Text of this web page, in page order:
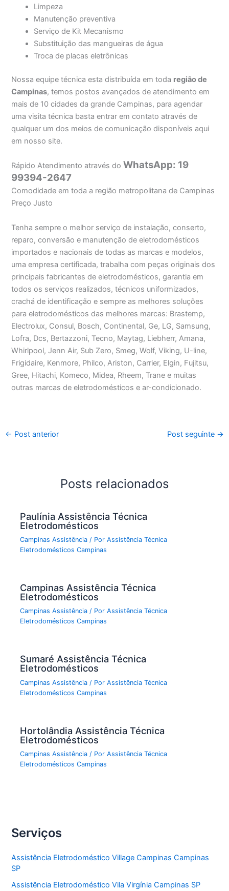
Limpeza
Manutenção preventiva
Serviço de Kit Mecanismo
Substituição das mangueiras de água
Troca de placas eletrônicas
Nossa equipe técnica esta distribuída em toda região de
Campinas, temos postos avançados de atendimento em
mais de 10 cidades da grande Campinas, para agendar
uma visita técnica basta entrar em contato através de
qualquer um dos meios de comunicação disponíveis aqui
em nosso site.
Rápido Atendimento através do WhatsApp: 19
99394-2647
Comodidade em toda a região metropolitana de Campinas
Preço Justo
Tenha sempre o melhor serviço de instalação, conserto,
reparo, conversão e manutenção de eletrodomésticos
importados e nacionais de todas as marcas e modelos,
uma empresa certificada, trabalha com peças originais dos
principais fabricantes de eletrodomésticos, garantia em
todos os serviços realizados, técnicos uniformizados,
crachá de identificação e sempre as melhores soluções
para eletrodomésticos das melhores marcas: Brastemp,
Electrolux, Consul, Bosch, Continental, Ge, LG, Samsung,
Lofra, Dcs, Bertazzoni, Tecno, Maytag, Liebherr, Amana,
Whirlpool, Jenn Air, Sub Zero, Smeg, Wolf, Viking, U-line,
Frigidaire, Kenmore, Philco, Ariston, Carrier, Elgin, Fujitsu,
Gree, Hitachi, Komeco, Midea, Rheem, Trane e muitas
outras marcas de eletrodomésticos e ar-condicionado.
← Post anterior Post seguinte →
Posts relacionados
Paulínia Assistência Técnica
Eletrodomésticos
Campinas Assistência / PorAssistência Técnica
Eletrodomésticos Campinas
Campinas Assistência Técnica
Eletrodomésticos
Campinas Assistência / PorAssistência Técnica
Eletrodomésticos Campinas
Sumaré Assistência Técnica
Eletrodomésticos
Campinas Assistência / PorAssistência Técnica
Eletrodomésticos Campinas
Hortolândia Assistência Técnica
Eletrodomésticos
Campinas Assistência / PorAssistência Técnica
Eletrodomésticos Campinas
Serviços
Assistência Eletrodoméstico Village Campinas Campinas
SP
Assistência Eletrodoméstico Vila Virgínia Campinas SP